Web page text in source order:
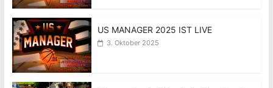
US MANAGER 2025 IST LIVE
3. Oktober 2025